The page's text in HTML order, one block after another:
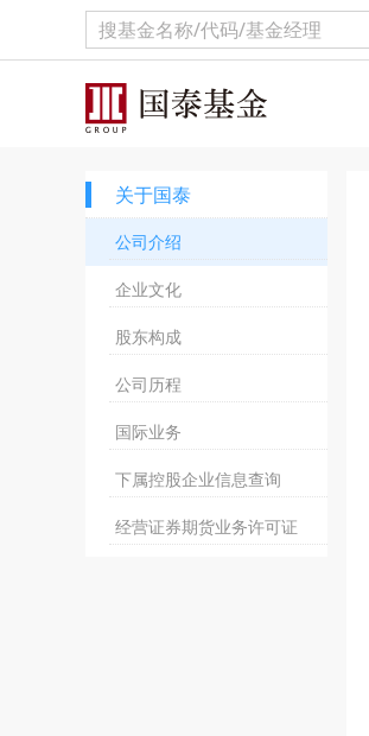
关于国泰
公司介绍
企业文化
股东构成
公司历程
国际业务
下属控股企业信息查询
经营证券期货业务许可证